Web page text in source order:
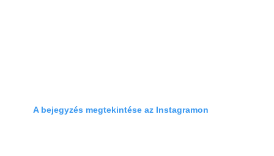
A bejegyzés megtekintése az Instagramon